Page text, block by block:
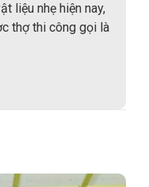
liệu nhẹ hiện nay,
thợ thi công gọi là